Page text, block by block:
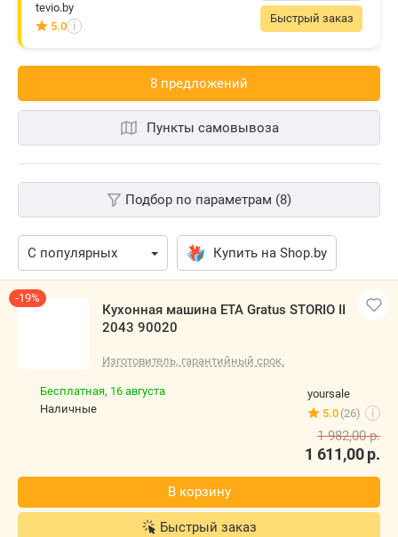
Быстрый заказ
tevio.by
5.0 i
8 предложений
Пункты самовывоза
Подбор по параметрам (8)
Купить на Shop.by
-19%
Кухонная машина ETA Gratus STORIO II
2043 90020
Изготовитель, гарантийный срок.
yoursale
5.0 (26) i
Бесплатная, 16 августа
наличные
1 611,00р.
1 982,00р.
В корзину
Быстрый заказ